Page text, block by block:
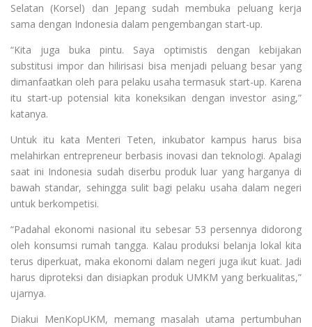
Selatan (Korsel) dan Jepang sudah membuka peluang kerja
sama dengan Indonesia dalam pengembangan start-up.
“Kita juga buka pintu. Saya optimistis dengan kebijakan
substitusi impor dan hilirisasi bisa menjadi peluang besar yang
dimanfaatkan oleh para pelaku usaha termasuk start-up. Karena
itu start-up potensial kita koneksikan dengan investor asing,”
katanya.
Untuk itu kata Menteri Teten, inkubator kampus harus bisa
melahirkan entrepreneur berbasis inovasi dan teknologi. Apalagi
saat ini Indonesia sudah diserbu produk luar yang harganya di
bawah standar, sehingga sulit bagi pelaku usaha dalam negeri
untuk berkompetisi.
“Padahal ekonomi nasional itu sebesar 53 persennya didorong
oleh konsumsi rumah tangga. Kalau produksi belanja lokal kita
terus diperkuat, maka ekonomi dalam negeri juga ikut kuat. Jadi
harus diproteksi dan disiapkan produk UMKM yang berkualitas,”
ujarnya.
Diakui MenKopUKM, memang masalah utama pertumbuhan